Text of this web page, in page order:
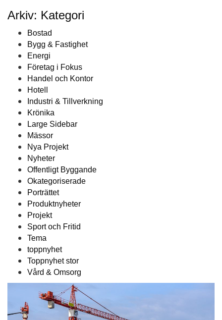
Arkiv: Kategori
Bostad
Bygg & Fastighet
Energi
Företag i Fokus
Handel och Kontor
Hotell
Industri & Tillverkning
Krönika
Large Sidebar
Mässor
Nya Projekt
Nyheter
Offentligt Byggande
Okategoriserade
Porträttet
Produktnyheter
Projekt
Sport och Fritid
Tema
toppnyhet
Toppnyhet stor
Vård & Omsorg